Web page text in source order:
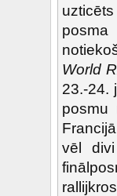
World
23.-24.
posmu
vēl